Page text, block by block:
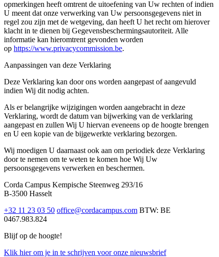
opmerkingen heeft omtrent de uitoefening van Uw rechten of indien
U meent dat onze verwerking van Uw persoonsgegevens niet in
regel zou zijn met de wetgeving, dan heeft U het recht om hierover
klacht in te dienen bij Gegevensbeschermingsautoriteit. Alle
informatie kan hieromtrent gevonden worden
op https://www.privacycommission.be.
Aanpassingen van deze Verklaring
Deze Verklaring kan door ons worden aangepast of aangevuld
indien Wij dit nodig achten.
Als er belangrijke wijzigingen worden aangebracht in deze
Verklaring, wordt de datum van bijwerking van de verklaring
aangepast en zullen Wij U hiervan eveneens op de hoogte brengen
en U een kopie van de bijgewerkte verklaring bezorgen.
Wij moedigen U daarnaast ook aan om periodiek deze Verklaring
door te nemen om te weten te komen hoe Wij Uw
persoonsgegevens verwerken en beschermen.
Corda Campus Kempische Steenweg 293/16
B-3500 Hasselt
+32 11 23 03 50 office@cordacampus.com BTW: BE
0467.983.824
Blijf op de hoogte!
Klik hierom je in te schrijven voor onze nieuwsbrief